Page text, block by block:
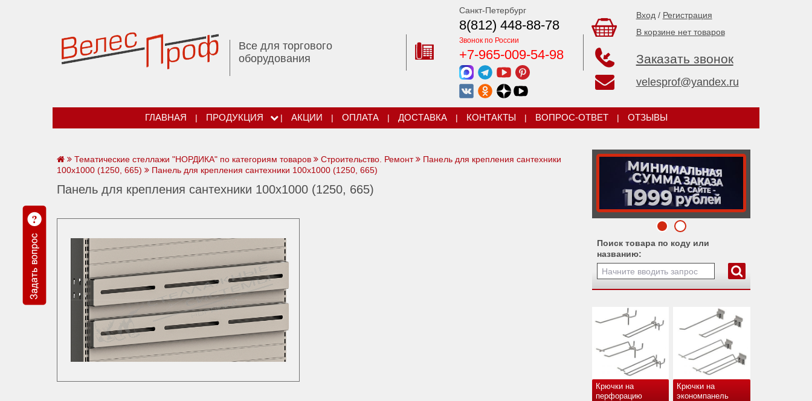
Все для торгового
оборудования
Санкт-Петербург
8(812) 448-88-78
Звонок по России
+7-965-009-54-98
Вход / Регистрация
В корзине нет товаров
Заказать звонок
velesprof@yandex.ru
ГЛАВНАЯ | ПРОДУКЦИЯ | АКЦИИ | ОПЛАТА | ДОСТАВКА | КОНТАКТЫ | ВОПРОС-ОТВЕТ | ОТЗЫВЫ
Поиск товара по коду или
названию:
Крючки на
перфорацию
Крючки на
экономпанель
Тематические стеллажи "НОРДИКА" по категориям товаров Строительство. Ремонт
Панель для крепления сантехники
100х1000 (1250, 665)
Панель для крепления сантехники 100х1000 (1250, 665)
Панель для крепления сантехники 100х1000 (1250, 665)